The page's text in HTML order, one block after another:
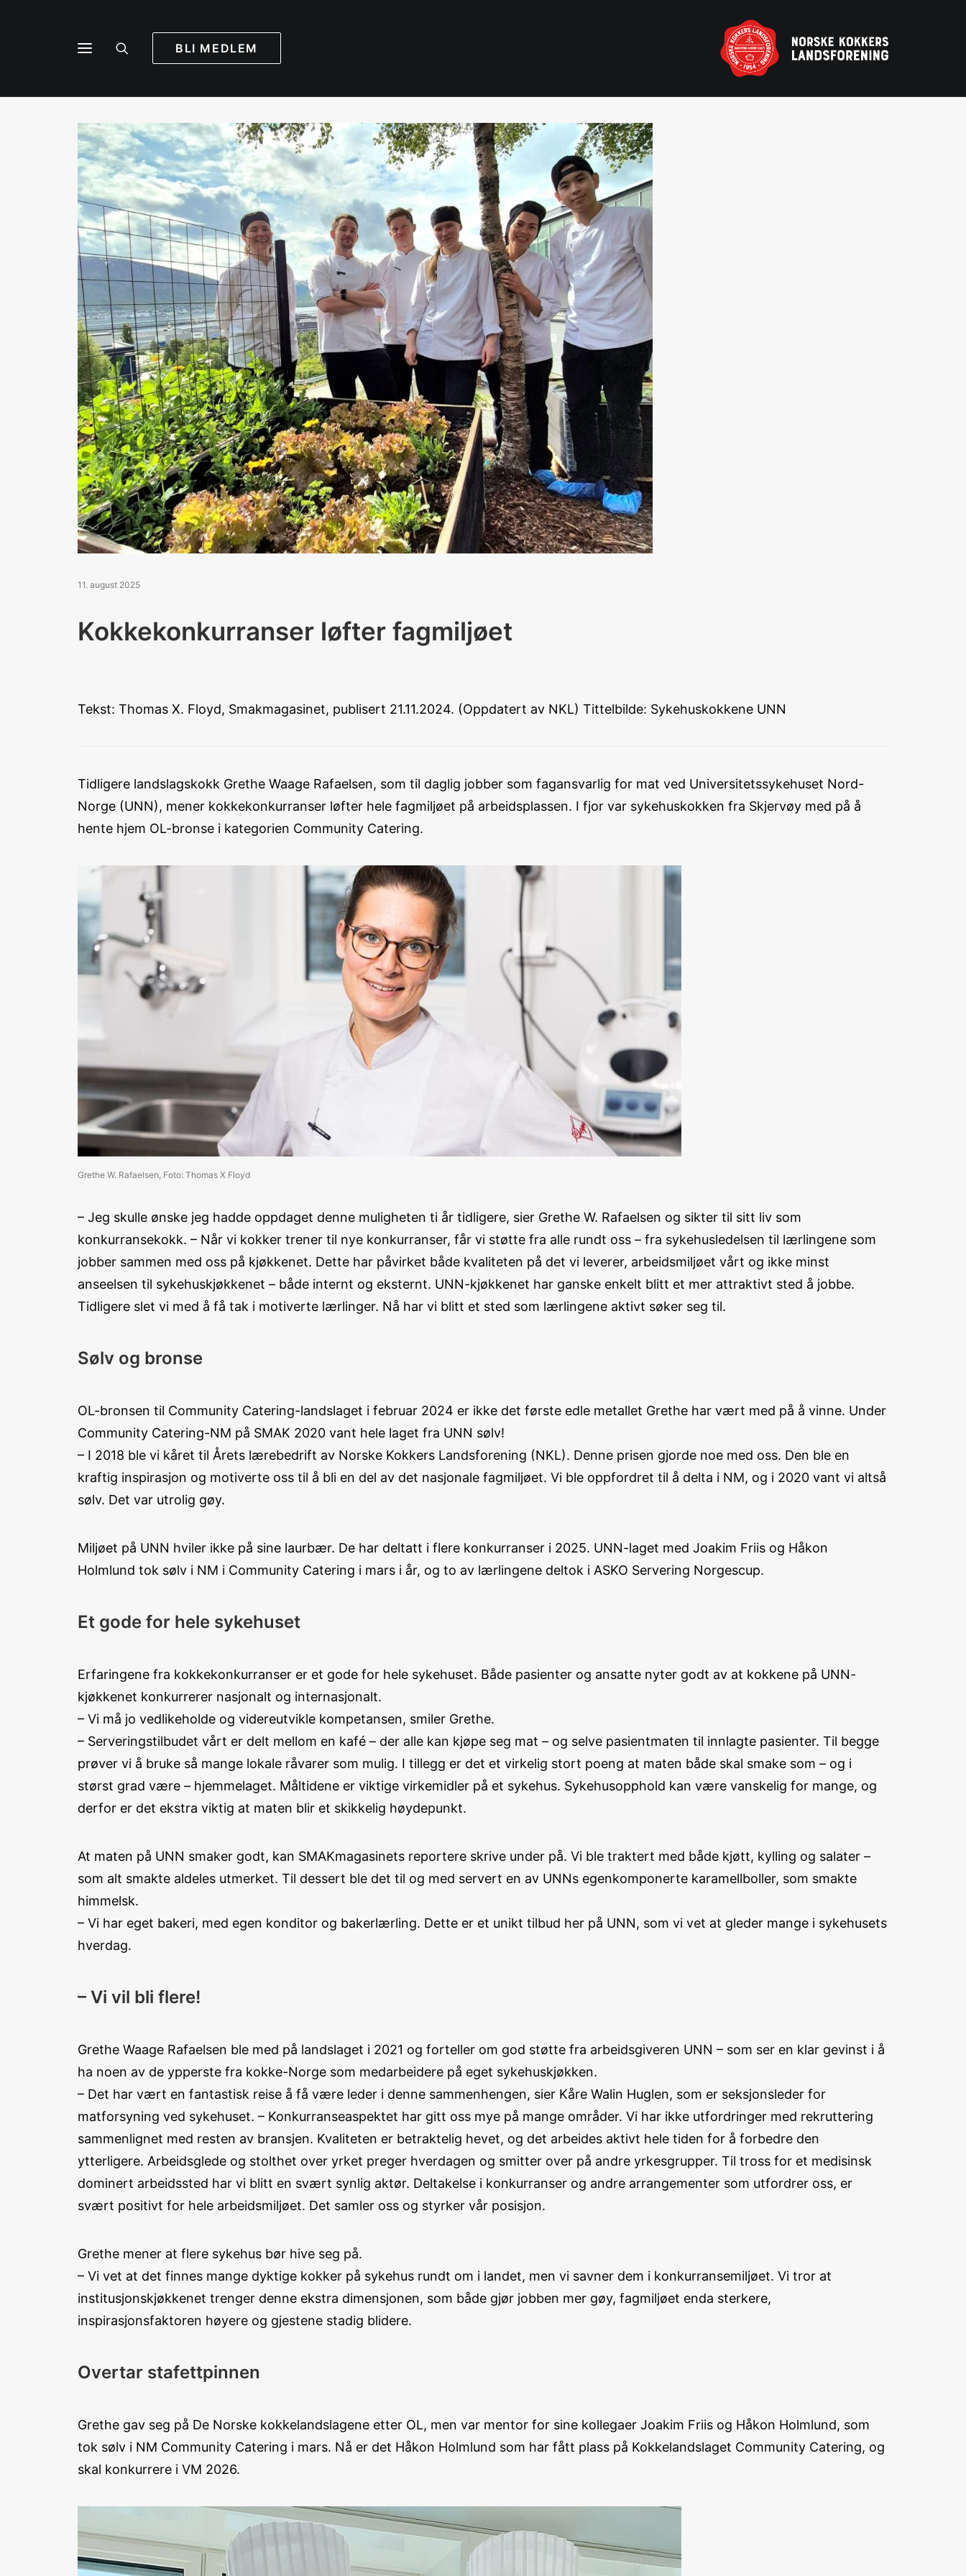
BLI MEDLEM
11. august 2025
Kokkekonkurranser løfter fagmiljøet
Tekst: Thomas X. Floyd, Smakmagasinet, publisert 21.11.2024. (Oppdatert av NKL) Tittelbilde: Sykehuskokkene UNN
Tidligere landslagskokk Grethe Waage Rafaelsen, som til daglig jobber som fagansvarlig for mat ved Universitetssykehuset Nord-
Norge (UNN), mener kokkekonkurranser løfter hele fagmiljøet på arbeidsplassen. I fjor var sykehuskokken fra Skjervøy med på å
hente hjem OL-bronse i kategorien Community Catering.
Grethe W. Rafaelsen, Foto: Thomas X Floyd
– Jeg skulle ønske jeg hadde oppdaget denne muligheten ti år tidligere, sier Grethe W. Rafaelsen og sikter til sitt liv som
konkurransekokk. – Når vi kokker trener til nye konkurranser, får vi støtte fra alle rundt oss – fra sykehusledelsen til lærlingene som
jobber sammen med oss på kjøkkenet. Dette har påvirket både kvaliteten på det vi leverer, arbeidsmiljøet vårt og ikke minst
anseelsen til sykehuskjøkkenet – både internt og eksternt. UNN-kjøkkenet har ganske enkelt blitt et mer attraktivt sted å jobbe.
Tidligere slet vi med å få tak i motiverte lærlinger. Nå har vi blitt et sted som lærlingene aktivt søker seg til.
Sølv og bronse
OL-bronsen til Community Catering-landslaget i februar 2024 er ikke det første edle metallet Grethe har vært med på å vinne. Under
Community Catering-NM på SMAK 2020 vant hele laget fra UNN sølv!
– I 2018 ble vi kåret til Årets lærebedrift av Norske Kokkers Landsforening (NKL). Denne prisen gjorde noe med oss. Den ble en
kraftig inspirasjon og motiverte oss til å bli en del av det nasjonale fagmiljøet. Vi ble oppfordret til å delta i NM, og i 2020 vant vi altså
sølv. Det var utrolig gøy.
Miljøet på UNN hviler ikke på sine laurbær. De har deltatt i flere konkurranser i 2025. UNN-laget med Joakim Friis og Håkon
Holmlund tok sølv i NM i Community Catering i mars i år, og to av lærlingene deltok i ASKO Servering Norgescup.
Et gode for hele sykehuset
Erfaringene fra kokkekonkurranser er et gode for hele sykehuset. Både pasienter og ansatte nyter godt av at kokkene på UNN-
kjøkkenet konkurrerer nasjonalt og internasjonalt.
– Vi må jo vedlikeholde og videreutvikle kompetansen, smiler Grethe.
– Serveringstilbudet vårt er delt mellom en kafé – der alle kan kjøpe seg mat – og selve pasientmaten til innlagte pasienter. Til begge
prøver vi å bruke så mange lokale råvarer som mulig. I tillegg er det et virkelig stort poeng at maten både skal smake som – og i
størst grad være – hjemmelaget. Måltidene er viktige virkemidler på et sykehus. Sykehusopphold kan være vanskelig for mange, og
derfor er det ekstra viktig at maten blir et skikkelig høydepunkt.
At maten på UNN smaker godt, kan SMAKmagasinets reportere skrive under på. Vi ble traktert med både kjøtt, kylling og salater –
som alt smakte aldeles utmerket. Til dessert ble det til og med servert en av UNNs egenkomponerte karamellboller, som smakte
himmelsk.
– Vi har eget bakeri, med egen konditor og bakerlærling. Dette er et unikt tilbud her på UNN, som vi vet at gleder mange i sykehusets
hverdag.
– Vi vil bli flere!
Grethe Waage Rafaelsen ble med på landslaget i 2021 og forteller om god støtte fra arbeidsgiveren UNN – som ser en klar gevinst i å
ha noen av de ypperste fra kokke-Norge som medarbeidere på eget sykehuskjøkken.
– Det har vært en fantastisk reise å få være leder i denne sammenhengen, sier Kåre Walin Huglen, som er seksjonsleder for
matforsyning ved sykehuset. – Konkurranseaspektet har gitt oss mye på mange områder. Vi har ikke utfordringer med rekruttering
sammenlignet med resten av bransjen. Kvaliteten er betraktelig hevet, og det arbeides aktivt hele tiden for å forbedre den
ytterligere. Arbeidsglede og stolthet over yrket preger hverdagen og smitter over på andre yrkesgrupper. Til tross for et medisinsk
dominert arbeidssted har vi blitt en svært synlig aktør. Deltakelse i konkurranser og andre arrangementer som utfordrer oss, er
svært positivt for hele arbeidsmiljøet. Det samler oss og styrker vår posisjon.
Grethe mener at flere sykehus bør hive seg på.
– Vi vet at det finnes mange dyktige kokker på sykehus rundt om i landet, men vi savner dem i konkurransemiljøet. Vi tror at
institusjonskjøkkenet trenger denne ekstra dimensjonen, som både gjør jobben mer gøy, fagmiljøet enda sterkere,
inspirasjonsfaktoren høyere og gjestene stadig blidere.
Overtar stafettpinnen
Grethe gav seg på De Norske kokkelandslagene etter OL, men var mentor for sine kollegaer Joakim Friis og Håkon Holmlund, som
tok sølv i NM Community Catering i mars. Nå er det Håkon Holmlund som har fått plass på Kokkelandslaget Community Catering, og
skal konkurrere i VM 2026.